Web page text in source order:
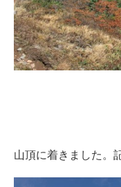
山頂に着きました。